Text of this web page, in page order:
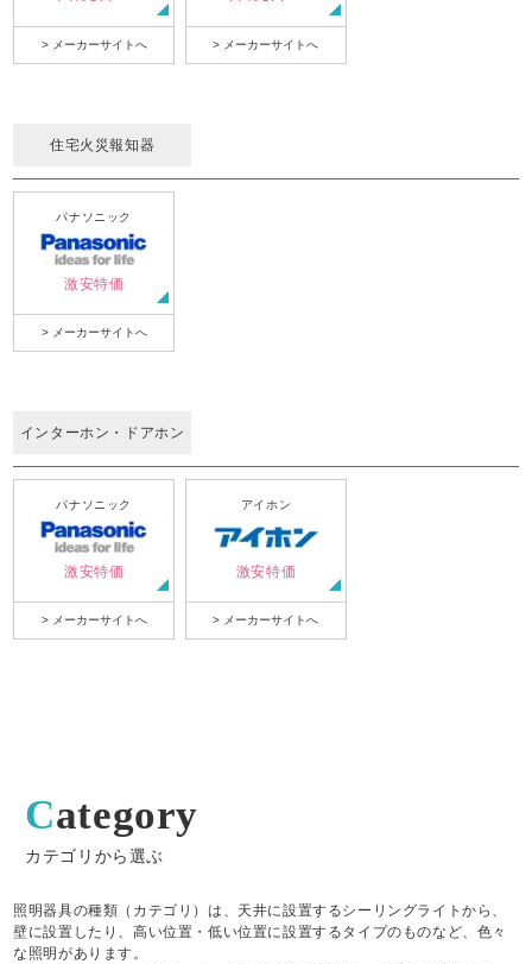
> メーカーサイトへ > メーカーサイトへ
住宅火災報知器
パナソニック
激安特価
> メーカーサイトへ
インターホン・ドアホン
パナソニック
激安特価
> メーカーサイトへ
アイホン
激安特価
> メーカーサイトへ
Category
カテゴリから選ぶ
照明器具の種類（カテゴリ）は、天井に設置するシーリングライトから、
壁に設置したり、高い位置・低い位置に設置するタイプのものなど、色々
な照明があります。